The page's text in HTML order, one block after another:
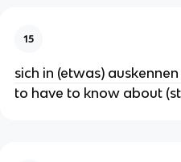
15
sich in (etwas)
to have to know about